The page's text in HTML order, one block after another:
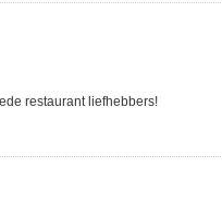
restaurant liefhebbers!